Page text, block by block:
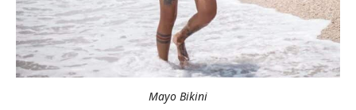
Mayo Bikini